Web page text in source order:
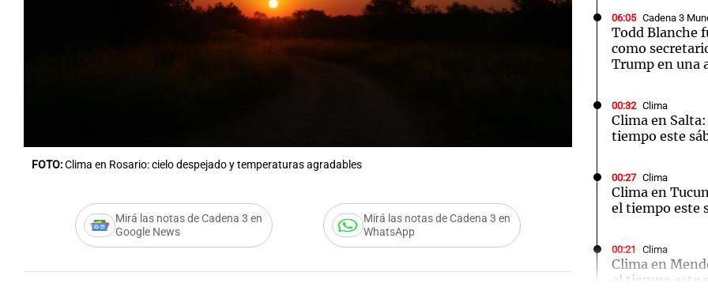
FOTO:Clima en Rosario: cielo despejado y temperaturas agradables
Mirá las notas de Cadena 3 en
Google News
Mirá las notas de Cadena 3 en
WhatsApp
06:05 Cadena 3
Todd Blanche
como
Trump en una
00:32 Clima
Clima en
tiempo este
00:27 Clima
Clima en
el tiempo este
00:21 Clima
Clima en
el tiempo este
Audio.